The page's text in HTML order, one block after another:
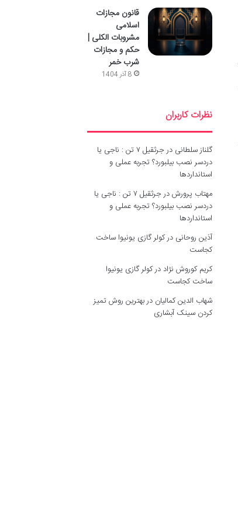
قانون مجازات
اسلامی
مشروبات الکلی |
حکم و مجازات
شرب خمر
8 آذر 1404
نظرات کاربران
گلناز سلطانی در
جرثقیل ۷ تن : ناجی یا
دردسر نصب بیلبورد؟ تجربه عملی و
استانداردها
مهتاب پرورشدر
جرثقیل ۷ تن : ناجی یا
دردسر نصب بیلبورد؟ تجربه عملی و
استانداردها
آذین روحانی درکولر گازی یونیوا ساخت
کجاست
کریم کوروش نژاد درکولر گازی یونیوا
ساخت کجاست
شهاب الدین کمالیان دربهترین روش تمیز
کردن سینک آبشاری